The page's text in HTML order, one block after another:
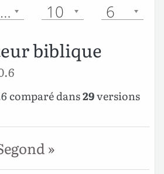
Deutéronome 10 6
biblique
comparé dans29versions
»